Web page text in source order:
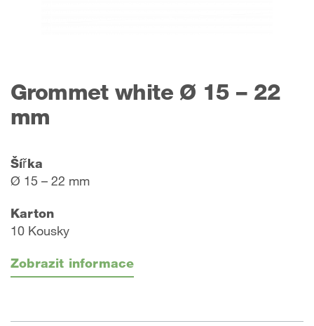
Grommet white Ø 15 – 22
mm
Šířka
Ø 15 – 22 mm
Karton
10 Kousky
Zobrazit informace